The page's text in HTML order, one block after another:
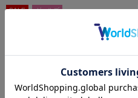
SALE ガールズ